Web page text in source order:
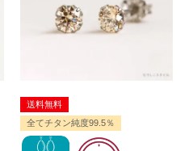
送料無料
全てチタン純度99.5％